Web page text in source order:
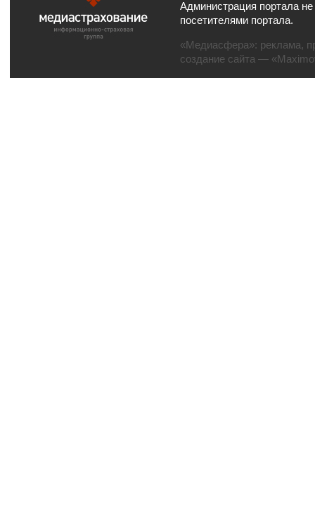
Администрация портала
посетителями портала.
«Медиасфера»: реклама,
создание сайта —